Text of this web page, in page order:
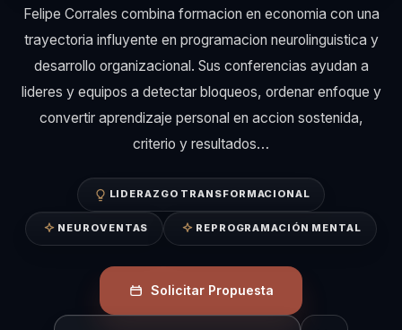
Felipe Corrales combina formacion en economia con una
trayectoria influyente en programacion neurolinguistica y
desarrollo organizacional. Sus conferencias ayudan a
lideres y equipos a detectar bloqueos, ordenar enfoque y
convertir aprendizaje personal en accion sostenida,
criterio y resultados…
LIDERAZGO TRANSFORMACIONAL
NEUROVENTAS REPROGRAMACIÓN MENTAL
Solicitar Propuesta